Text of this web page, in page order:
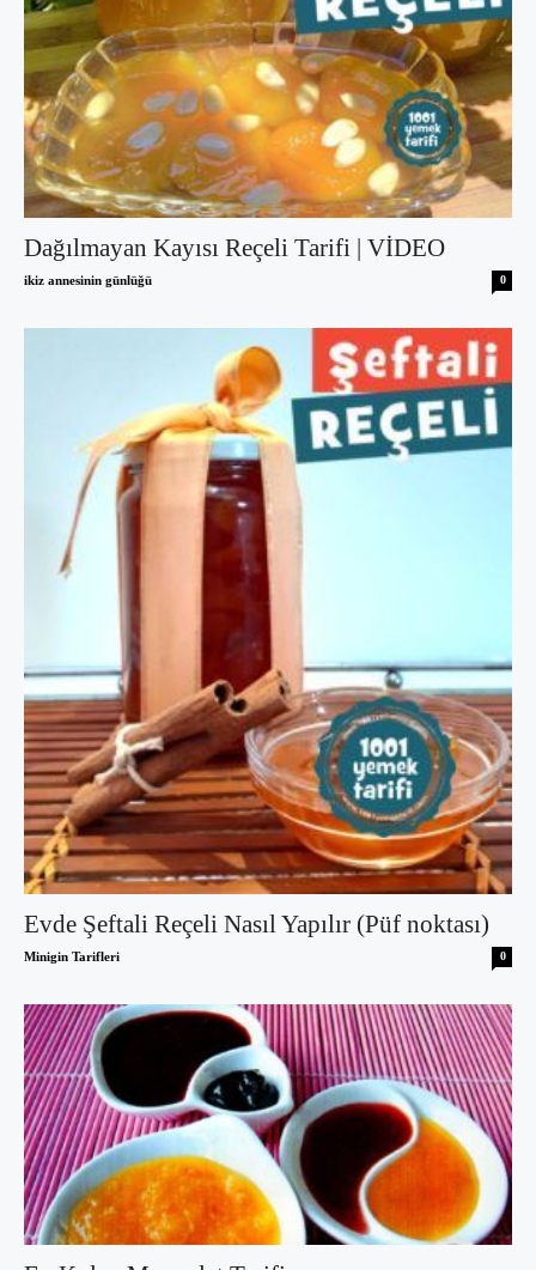
Dağılmayan Kayısı Reçeli Tarifi | VİDEO
ikiz annesinin günlüğü 0
Evde Şeftali Reçeli Nasıl Yapılır (Püf noktası)
Minigin Tarifleri 0